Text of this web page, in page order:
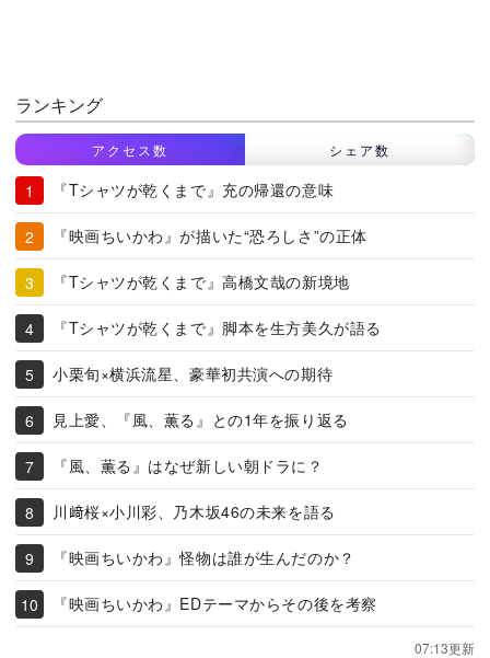
ランキング
アクセス数 シェア数
『Tシャツが乾くまで』充の帰還の意味
『映画ちいかわ』が描いた“恐ろしさ”の正体
『Tシャツが乾くまで』高橋文哉の新境地
『Tシャツが乾くまで』脚本を生方美久が語る
小栗旬×横浜流星、豪華初共演への期待
見上愛、『風、薫る』との1年を振り返る
『風、薫る』はなぜ新しい朝ドラに？
川﨑桜×小川彩、乃木坂46の未来を語る
『映画ちいかわ』怪物は誰が生んだのか？
『映画ちいかわ』EDテーマからその後を考察
07:13更新